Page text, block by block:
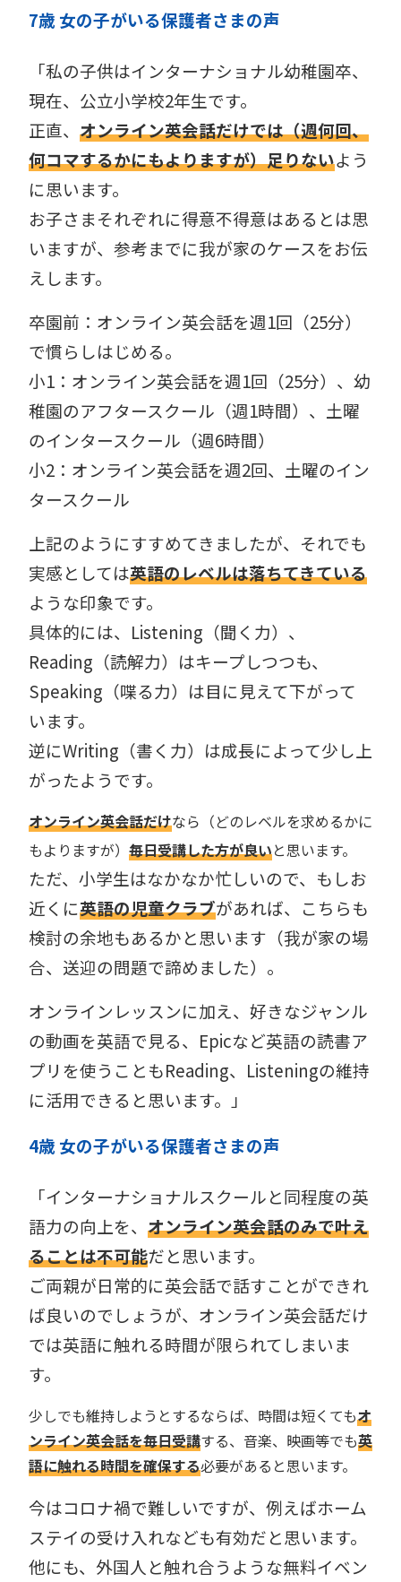
7歳 女の子がいる保護者さまの声
「私の子供はインターナショナル幼稚園卒、
現在、公立小学校2年生です。
正直、 オンライン英会話だけでは（週何回、
何コマするかにもよりますが）足りないよう
に思います。
お子さまそれぞれに得意不得意はあるとは思
いますが、参考までに我が家のケースをお伝
えします。
卒園前：オンライン英会話を週1回（25分）
で慣らしはじめる。
小1：オンライン英会話を週1回（25分）、幼
稚園のアフタースクール（週1時間）、土曜
のインタースクール（週6時間）
小2：オンライン英会話を週2回、土曜のイン
タースクール
上記のようにすすめてきましたが、それでも
実感としては英語のレベルは落ちてきている
ような印象です。
具体的には、Listening（聞く力）、
Reading（読解力）はキープしつつも、
Speaking（喋る力）は目に見えて下がって
います。
逆にWriting（書く力）は成長によって少し上
がったようです。
オンライン英会話だけなら（どのレベルを求めるかに
もよりますが） 毎日受講した方が良いと思います。
ただ、小学生はなかなか忙しいので、もしお
近くに英語の児童クラブがあれば、こちらも
検討の余地もあるかと思います（我が家の場
合、送迎の問題で諦めました）。
オンラインレッスンに加え、好きなジャンル
の動画を英語で見る、Epicなど英語の読書ア
プリを使うこともReading、Listeningの維持
に活用できると思います。」
4歳 女の子がいる保護者さまの声
「インターナショナルスクールと同程度の英
語力の向上を、 オンライン英会話のみで叶え
ることは不可能だと思います。
ご両親が日常的に英会話で話すことができれ
ば良いのでしょうが、オンライン英会話だけ
では英語に触れる時間が限られてしまいま
す。
少しでも維持しようとするならば、時間は短くてもオ
ンライン英会話を毎日受講する、音楽、映画等でも英
語に触れる時間を確保する必要があると思います。
今はコロナ禍で難しいですが、例えばホーム
ステイの受け入れなども有効だと思います。
他にも、外国人と触れ合うような無料イベン